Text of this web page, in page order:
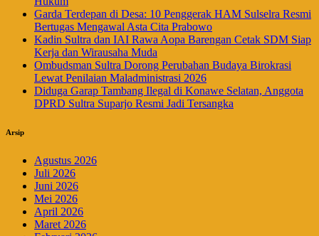
Garda Terdepan di Desa: 10 Penggerak HAM Sulselra Resmi
Bertugas Mengawal Asta Cita Prabowo
Kadin Sultra dan IAI Rawa Aopa Barengan Cetak SDM Siap
Kerja dan Wirausaha Muda
Ombudsman Sultra Dorong Perubahan Budaya Birokrasi
Lewat Penilaian Maladministrasi 2026
Diduga Garap Tambang Ilegal di Konawe Selatan, Anggota
DPRD Sultra Suparjo Resmi Jadi Tersangka
Arsip
Agustus 2026
Juli 2026
Juni 2026
Mei 2026
April 2026
Maret 2026